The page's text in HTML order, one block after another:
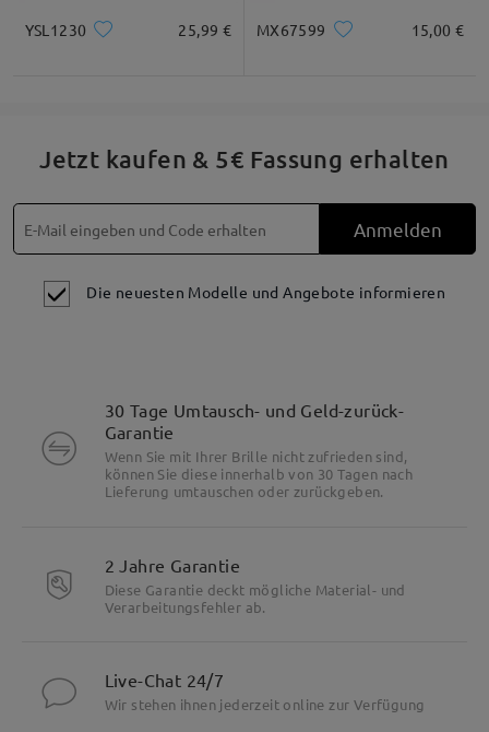
YSL1230 25,99 € MX67599 15,00 €
Jetzt kaufen & 5€ Fassung erhalten
Anmelden
Die neuesten Modelle und Angebote informieren
30 Tage Umtausch- und Geld-zurück-
Garantie
Wenn Sie mit Ihrer Brille nicht zufrieden sind,
können Sie diese innerhalb von 30 Tagen nach
Lieferung umtauschen oder zurückgeben.
2 Jahre Garantie
Diese Garantie deckt mögliche Material- und
Verarbeitungsfehler ab.
Live-Chat 24/7
Wir stehen ihnen jederzeit online zur Verfügung